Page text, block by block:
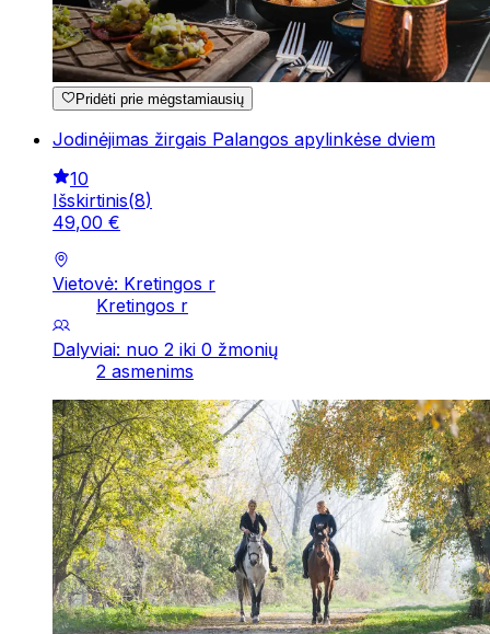
Pridėti prie mėgstamiausių
Jodinėjimas žirgais Palangos apylinkėse dviem
10
Išskirtinis(8)
49,00 €
Vietovė: Kretingos r
Kretingos r
Dalyviai: nuo 2 iki 0 žmonių
2 asmenims